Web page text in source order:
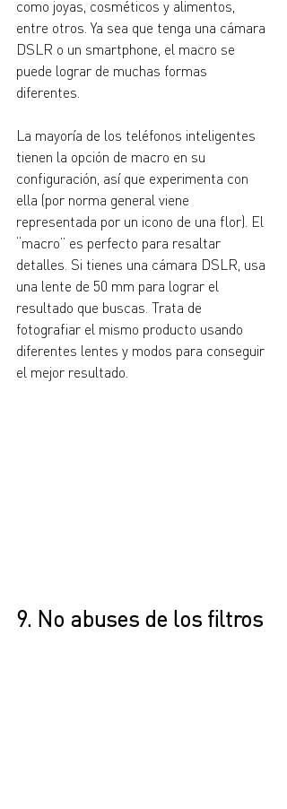
como joyas, cosméticos y alimentos,
entre otros. Ya sea que tenga una cámara
DSLR o un smartphone, el macro se
puede lograr de muchas formas
diferentes.
La mayoría de los teléfonos inteligentes
tienen la opción de macro en su
configuración, así que experimenta con
ella (por norma general viene
representada por un icono de una flor). El
“macro” es perfecto para resaltar
detalles. Si tienes una cámara DSLR, usa
una lente de 50 mm para lograr el
resultado que buscas. Trata de
fotografiar el mismo producto usando
diferentes lentes y modos para conseguir
el mejor resultado.
9. No abuses de los filtros